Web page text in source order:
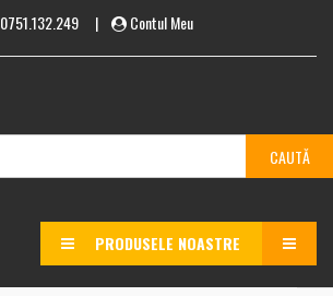
0751.132.249| Contul Meu
PRODUSELE NOASTRE MENU